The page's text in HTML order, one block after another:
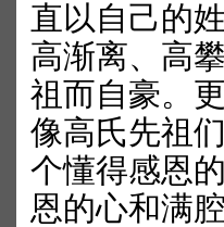
直以自己的
高渐离、高
祖而自豪。
像高氏先祖
个懂得感恩
恩的心和满